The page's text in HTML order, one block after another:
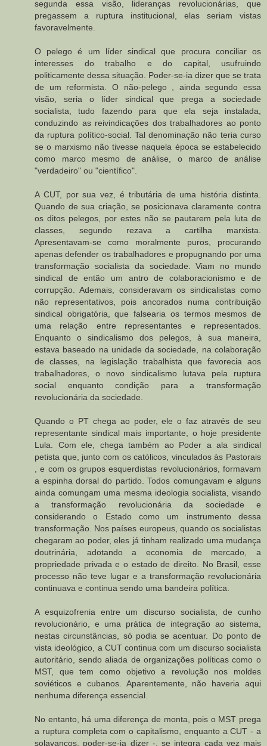
segunda essa visão, lideranças revolucionárias, que
pregassem a ruptura institucional, elas seriam vistas
favoravelmente.
O pelego é um líder sindical que procura conciliar os
interesses do trabalho e do capital, usufruindo
politicamente dessa situação. Poder-se-ia dizer que se trata
de um reformista. O não-pelego , ainda segundo essa
visão, seria o líder sindical que prega a sociedade
socialista, tudo fazendo para que ela seja instalada,
conduzindo as reivindicações dos trabalhadores ao ponto
da ruptura político-social. Tal denominação não teria curso
se o marxismo não tivesse naquela época se estabelecido
como marco mesmo de análise, o marco de análise
"verdadeiro" ou "científico".
A CUT, por sua vez, é tributária de uma história distinta.
Quando de sua criação, se posicionava claramente contra
os ditos pelegos, por estes não se pautarem pela luta de
classes, segundo rezava a cartilha marxista.
Apresentavam-se como moralmente puros, procurando
apenas defender os trabalhadores e propugnando por uma
transformação socialista da sociedade. Viam no mundo
sindical de então um antro de colaboracionismo e de
corrupção. Ademais, consideravam os sindicalistas como
não representativos, pois ancorados numa contribuição
sindical obrigatória, que falsearia os termos mesmos de
uma relação entre representantes e representados.
Enquanto o sindicalismo dos pelegos, à sua maneira,
estava baseado na unidade da sociedade, na colaboração
de classes, na legislação trabalhista que favorecia aos
trabalhadores, o novo sindicalismo lutava pela ruptura
social enquanto condição para a transformação
revolucionária da sociedade.
Quando o PT chega ao poder, ele o faz através de seu
representante sindical mais importante, o hoje presidente
Lula. Com ele, chega também ao Poder a ala sindical
petista que, junto com os católicos, vinculados às Pastorais
, e com os grupos esquerdistas revolucionários, formavam
a espinha dorsal do partido. Todos comungavam e alguns
ainda comungam uma mesma ideologia socialista, visando
a transformação revolucionária da sociedade e
considerando o Estado como um instrumento dessa
transformação. Nos países europeus, quando os socialistas
chegaram ao poder, eles já tinham realizado uma mudança
doutrinária, adotando a economia de mercado, a
propriedade privada e o estado de direito. No Brasil, esse
processo não teve lugar e a transformação revolucionária
continuava e continua sendo uma bandeira política.
A esquizofrenia entre um discurso socialista, de cunho
revolucionário, e uma prática de integração ao sistema,
nestas circunstâncias, só podia se acentuar. Do ponto de
vista ideológico, a CUT continua com um discurso socialista
autoritário, sendo aliada de organizações políticas como o
MST, que tem como objetivo a revolução nos moldes
soviéticos e cubanos. Aparentemente, não haveria aqui
nenhuma diferença essencial.
No entanto, há uma diferença de monta, pois o MST prega
a ruptura completa com o capitalismo, enquanto a CUT - a
solavancos, poder-se-ia dizer -, se integra cada vez mais